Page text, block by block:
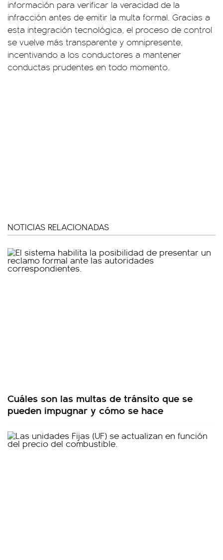
información para verificar la veracidad de la
infracción antes de emitir la multa formal. Gracias a
esta integración tecnológica, el proceso de control
se vuelve más transparente y omnipresente,
incentivando a los conductores a mantener
conductas prudentes en todo momento.
NOTICIAS RELACIONADAS
Cuáles son las multas de tránsito que se
pueden impugnar y cómo se hace